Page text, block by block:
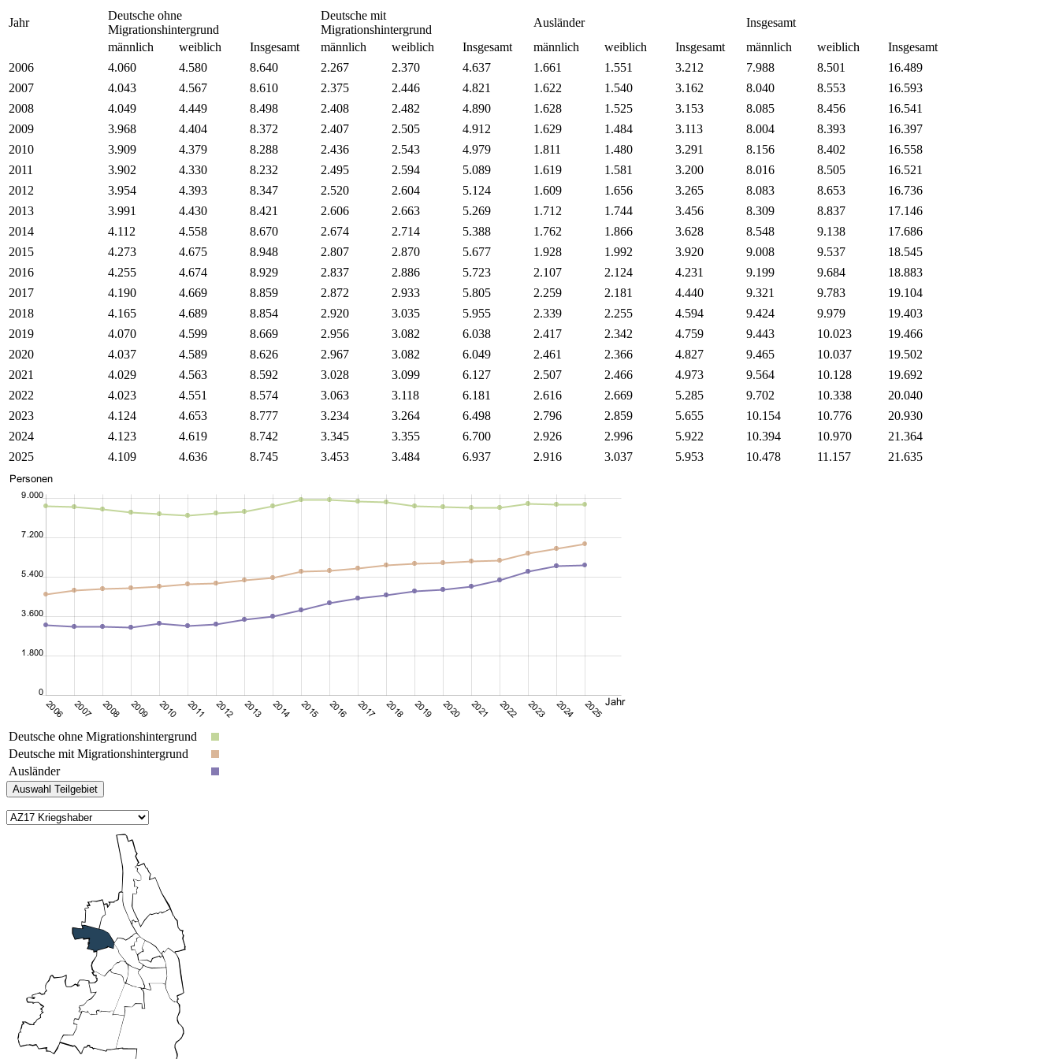
Jahr
Deutsche ohne
Migrationshintergrund
Deutsche mit
Migrationshintergrund
Ausländer
Insgesamt
männlich
weiblich Insgesamt männlich weiblich Insgesamt männlich weiblich Insgesamt männlich weiblich
Insgesamt
2006
4.060 4.580 8.640 2.267 2.370 4.637 1.661 1.551 3.212 7.988 8.501
16.489
2007
4.043 4.567 8.610 2.375 2.446 4.821 1.622 1.540 3.162 8.040 8.553
16.593
2008
4.049 4.449 8.498 2.408 2.482 4.890 1.628 1.525 3.153 8.085 8.456
16.541
2009
3.968 4.404 8.372 2.407 2.505 4.912 1.629 1.484 3.113 8.004 8.393
16.397
2010
3.909 4.379 8.288 2.436 2.543 4.979 1.811 1.480 3.291 8.156 8.402
16.558
2011
3.902 4.330 8.232 2.495 2.594 5.089 1.619 1.581 3.200 8.016 8.505
16.521
2012
3.954 4.393 8.347 2.520 2.604 5.124 1.609 1.656 3.265 8.083 8.653
16.736
2013
3.991 4.430 8.421 2.606 2.663 5.269 1.712 1.744 3.456 8.309 8.837
17.146
2014
4.112 4.558 8.670 2.674 2.714 5.388 1.762 1.866 3.628 8.548 9.138
17.686
2015
4.273 4.675 8.948 2.807 2.870 5.677 1.928 1.992 3.920 9.008 9.537
18.545
2016
4.255 4.674 8.929 2.837 2.886 5.723 2.107 2.124 4.231 9.199 9.684
18.883
2017
4.190 4.669 8.859 2.872 2.933 5.805 2.259 2.181 4.440 9.321 9.783
19.104
2018
4.165 4.689 8.854 2.920 3.035 5.955 2.339 2.255 4.594 9.424 9.979
19.403
2019
4.070 4.599 8.669 2.956 3.082 6.038 2.417 2.342 4.759 9.443 10.023
19.466
2020
4.037 4.589 8.626 2.967 3.082 6.049 2.461 2.366 4.827 9.465 10.037
19.502
2021
4.029 4.563 8.592 3.028 3.099 6.127 2.507 2.466 4.973 9.564 10.128
19.692
2022
4.023 4.551 8.574 3.063 3.118 6.181 2.616 2.669 5.285 9.702 10.338
20.040
2023
4.124 4.653 8.777 3.234 3.264 6.498 2.796 2.859 5.655 10.154 10.776
20.930
2024
4.123 4.619 8.742 3.345 3.355 6.700 2.926 2.996 5.922 10.394 10.970
21.364
2025
4.109 4.636 8.745 3.453 3.484 6.937 2.916 3.037 5.953 10.478 11.157 21.635
Deutsche ohne Migrationshintergrund
Deutsche mit Migrationshintergrund
Ausländer